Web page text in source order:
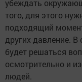
убеждать
того, для этого
подходящий
других давление.
будет решаться
осмотрительно и
людей.